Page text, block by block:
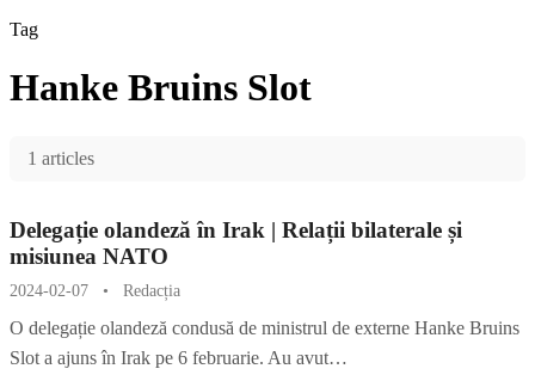
Tag
Hanke Bruins Slot
1 articles
Delegație olandeză în Irak | Relații bilaterale și
misiunea NATO
2024-02-07 • Redacția
O delegație olandeză condusă de ministrul de externe Hanke Bruins
Slot a ajuns în Irak pe 6 februarie. Au avut…